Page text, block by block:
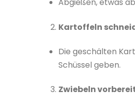
Abgießen, etwas
Kartoffeln
Die geschälten
Schüssel geben.
Zwiebeln